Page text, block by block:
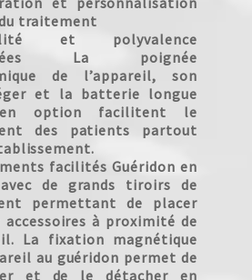
traitement
et polyvalence
La poignée
de l’appareil, son
et la batterie longue
option facilitent le
des patients partout
facilités Guéridon en
de grands tiroirs de
permettant de placer
à proximité de
La fixation magnétique
au guéridon permet de
et de le détacher en